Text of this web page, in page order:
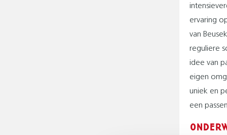
ervaring
van
reguliere
idee van
eigen
uniek en
een